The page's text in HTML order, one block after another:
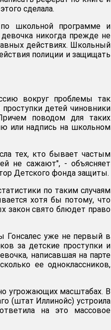
сделала.
по школьной программе и
никогда прежде не
действиях. Школьный
полиции и защищать
вокруг проблемы так
детей чиновники
поводом для таких
или надпись на школьном
тех, кто бывает частым
не сажают", - объясняет
Детского фонда защиты.
по таким случаям
хотя бы потому, что
закон свято блюдет право
Гонсалес уже не первый в
за детские проступки и
написавшая на парте
ее одноклассников,
угрожающих масштабах. В
(штат Иллинойс) устроила
на это массовое